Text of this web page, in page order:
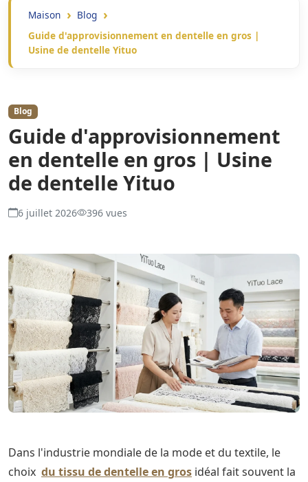
Maison
Blog
Guide d'approvisionnement en dentelle en gros |
Usine de dentelle Yituo
Blog
Guide d'approvisionnement
en dentelle en gros | Usine
de dentelle Yituo
6 juillet 2026 396 vues
Dans l'industrie mondiale de la mode et du textile, le
choix du tissu de dentelle en gros idéal fait souvent la